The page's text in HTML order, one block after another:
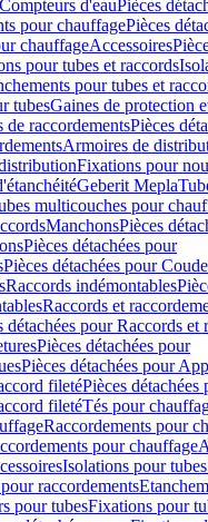
Compteurs d'eauPièces
pour chauffagePièces
chauffageAccessoires
pour tubes et raccords
pour tubes et
tubesGaines de protection
de raccordementsPièces
Armoires de
Fixations pour
Geberit Mepla
multicouches pour
ManchonsPièces
Pièces détachées pour
Pièces détachées pour
Raccords indémontables
Raccords et
détachées pour Raccords et
Pièces détachées pour
Pièces détachées pour
filetéPièces
filetéTés pour
Raccordements pour
pour chauffage
Isolations pour
raccordements
pour tubesFixations pour